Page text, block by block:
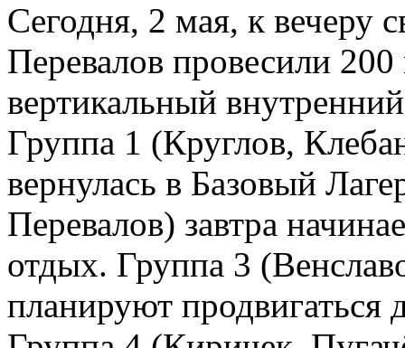
Сегодня, 2 мая, к вечеру
Перевалов провесили
вертикальный
Группа 1 (Круглов,
вернулась в Базовый
Перевалов) завтра
отдых. Группа 3
планируют продвигаться